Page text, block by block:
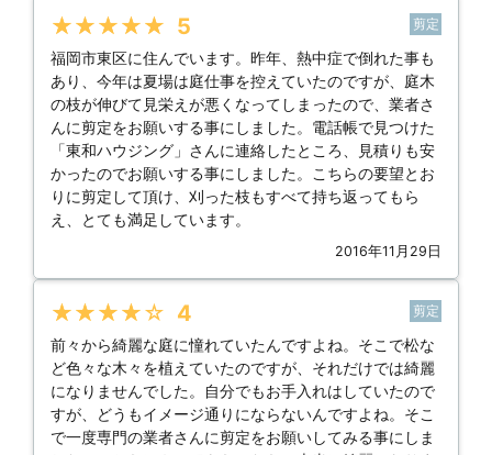
★★★★★ 5 剪定
福岡市東区に住んでいます。昨年、熱中症で倒れた事も
あり、今年は夏場は庭仕事を控えていたのですが、庭木
の枝が伸びて見栄えが悪くなってしまったので、業者さ
んに剪定をお願いする事にしました。電話帳で見つけた
「東和ハウジング」さんに連絡したところ、見積りも安
かったのでお願いする事にしました。こちらの要望とお
りに剪定して頂け、刈った枝もすべて持ち返ってもら
え、とても満足しています。
2016年11月29日
★★★★★ 4 剪定
前々から綺麗な庭に憧れていたんですよね。そこで松な
ど色々な木々を植えていたのですが、それだけでは綺麗
になりませんでした。自分でもお手入れはしていたので
すが、どうもイメージ通りにならないんですよね。そこ
で一度専門の業者さんに剪定をお願いしてみる事にしま